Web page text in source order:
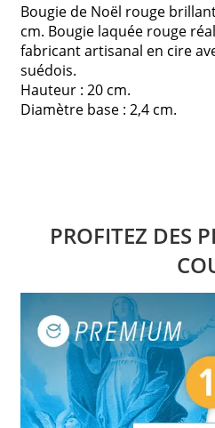
Bougie de Noël rouge
cm. Bougie laquée rouge
fabricant artisanal en cire
suédois.
Hauteur : 20 cm.
Diamètre base : 2,4 cm.
PROFITEZ DES